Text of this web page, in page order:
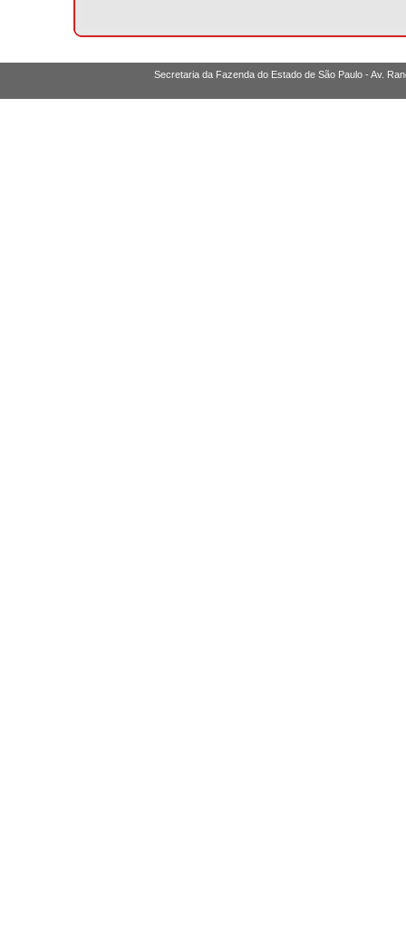
Secretaria da Fazenda do Estado de São Paulo - Av.